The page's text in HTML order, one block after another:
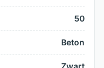
50
Beton
Zwart